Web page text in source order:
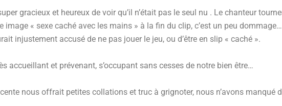
gracieux et heureux de voir qu’il n’était pas le seul nu . Le chanteur
image « sexe caché avec les mains » à la fin du clip, c’est un peu
injustement accusé de ne pas jouer le jeu, ou d’être en slip « caché ».
accueillant et prévenant, s’occupant sans cesses de notre bien être…
nous offrait petites collations et truc à grignoter, nous n’avons manqué